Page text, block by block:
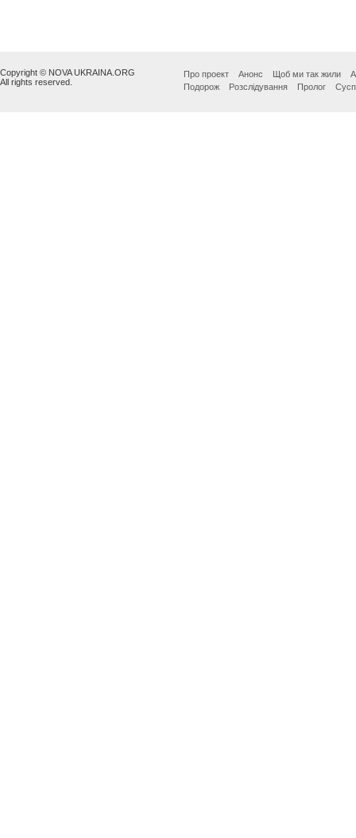
Copyright © NOVA UKRAINA.ORG
All rights reserved.
Про проект Анонс Щоб ми так жили
Подорож
Розслідування Пролог